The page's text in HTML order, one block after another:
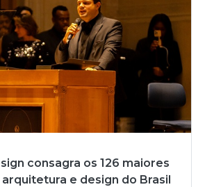
consagra os 126 maiores
e design do Brasil